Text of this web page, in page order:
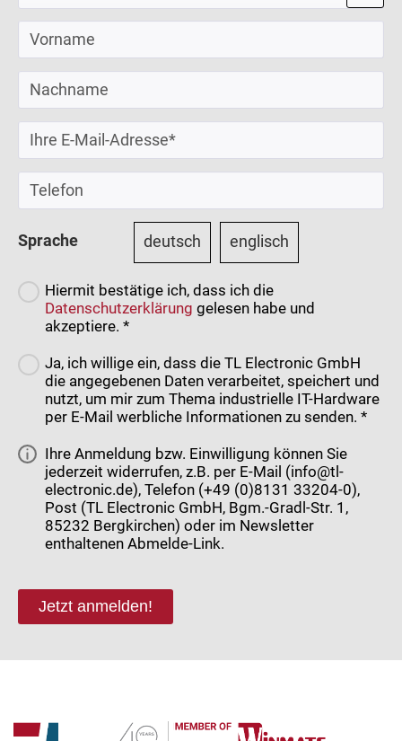
Sprache deutsch englisch
Hiermit bestätige ich, dass ich die
Datenschutzerklärung gelesen habe und
akzeptiere. *
Ja, ich willige ein, dass die TL Electronic GmbH
die angegebenen Daten verarbeitet, speichert und
nutzt, um mir zum Thema industrielle IT-Hardware
per E-Mail werbliche Informationen zu senden. *
Ihre Anmeldung bzw. Einwilligung können Sie
jederzeit widerrufen, z.B. per E-Mail (info@tl-
electronic.de), Telefon (+49 (0)8131 33204-0),
Post (TL Electronic GmbH, Bgm.-Gradl-Str. 1,
85232 Bergkirchen) oder im Newsletter
enthaltenen Abmelde-Link.
Jetzt anmelden!